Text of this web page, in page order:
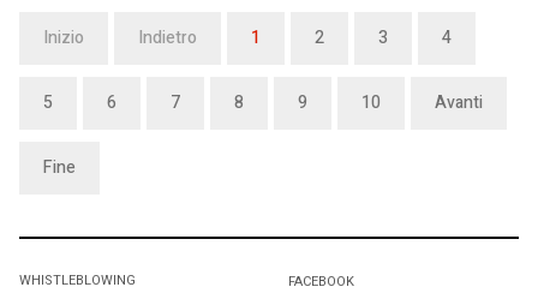
Inizio Indietro 1 2 3 4
5 6 7 8 9 10 Avanti
Fine
WHISTLEBLOWING
FACEBOOK